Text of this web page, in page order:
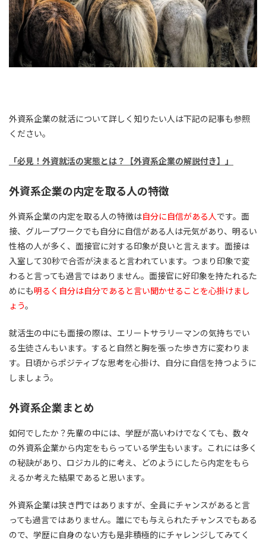
外資系企業の就活について詳しく知りたい人は下記の記事も参照
ください。
「必見！外資就活の実態とは？【外資系企業の解説付き】」
外資系企業の内定を取る人の特徴
外資系企業の内定を取る人の特徴は自分に自信がある人 です。面
接、グループワークでも自分に自信がある人は元気があり、明るい
性格の人が多く、面接官に対する印象が良いと言えます。面接は
入室して30秒で合否が決まると言われています。つまり印象で変
わると言っても過言ではありません。面接官に好印象を持たれるた
めにも明るく自分は自分であると言い聞かせることを心掛けまし
ょう。
就活生の中にも面接の際は、エリートサラリーマンの気持ちでい
る生徒さんもいます。すると自然と胸を張った歩き方に変わりま
す。日頃からポジティブな思考を心掛け、自分に自信を持つように
しましょう。
外資系企業まとめ
如何でしたか？先輩の中には、学歴が高いわけでなくても、数々
の外資系企業から内定をもらっている学生もいます。これには多く
の秘訣があり、ロジカル的に考え、どのようにしたら内定をもら
えるか考えた結果であると思います。
外資系企業は狭き門ではありますが、全員にチャンスがあると言
っても過言ではありません。誰にでも与えられたチャンスでもある
ので、学歴に自身のない方も是非積極的にチャレンジしてみてく